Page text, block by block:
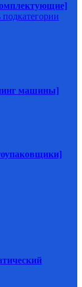
подкатегории
машины]